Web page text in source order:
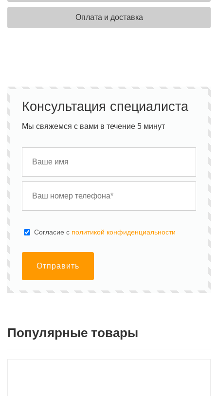
Оплата и доставка
Консультация специалиста
Мы свяжемся с вами в течение 5 минут
Cогласие с политикой конфиденциальности
Отправить
Популярные товары